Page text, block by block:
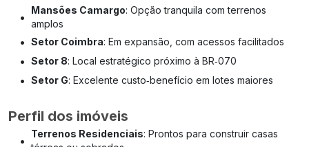
•
Mansões Camargo: Opção tranquila com terrenos
amplos
• Setor Coimbra: Em expansão, com acessos facilitados
• Setor 8: Local estratégico próximo à BR‑070
• Setor G: Excelente custo‑benefício em lotes maiores
Perfil dos imóveis
•
Terrenos Residenciais: Prontos para construir casas